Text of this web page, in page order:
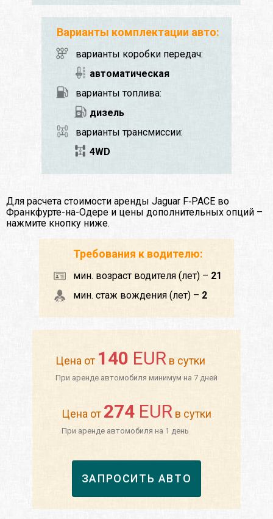
Варианты комплектации авто:
варианты коробки передач:
автоматическая
варианты топлива:
дизель
варианты трансмиссии:
4WD
Для расчета стоимости аренды Jaguar F‑PACE во
Франкфурте-на-Одере и цены дополнительных опций –
нажмите кнопку ниже.
Требования к водителю:
мин. возраст водителя (лет) – 21
мин. стаж вождения (лет) – 2
Цена от 140 EUR в сутки
При аренде автомобиля минимум на 7 дней
Цена от 274 EUR в сутки
При аренде автомобиля на 1 день
ЗАПРОСИТЬ АВТО